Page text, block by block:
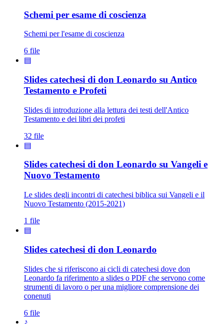
Schemi per esame di coscienza
Schemi per l'esame di coscienza
6 file
▤
Slides catechesi di don Leonardo su Antico
Testamento e Profeti
Slides di introduzione alla lettura dei testi dell'Antico
Testamento e dei libri dei profeti
32 file
▤
Slides catechesi di don Leonardo su Vangeli e
Nuovo Testamento
Le slides degli incontri di catechesi biblica sui Vangeli e il
Nuovo Testamento (2015-2021)
1 file
▤
Slides catechesi di don Leonardo
Slides che si riferiscono ai cicli di catechesi dove don
Leonardo fa riferimento a slides o PDF che servono come
strumenti di lavoro o per una migliore comprensione dei
conenuti
6 file
♪